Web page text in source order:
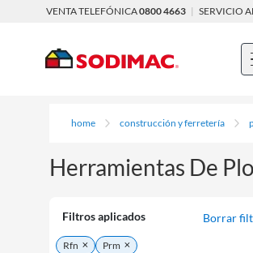
VENTA TELEFÓNICA0800 4663 | SERVICIO
home construcción y ferretería
Herramientas De
Filtros aplicados Borrar
Rfn Prm